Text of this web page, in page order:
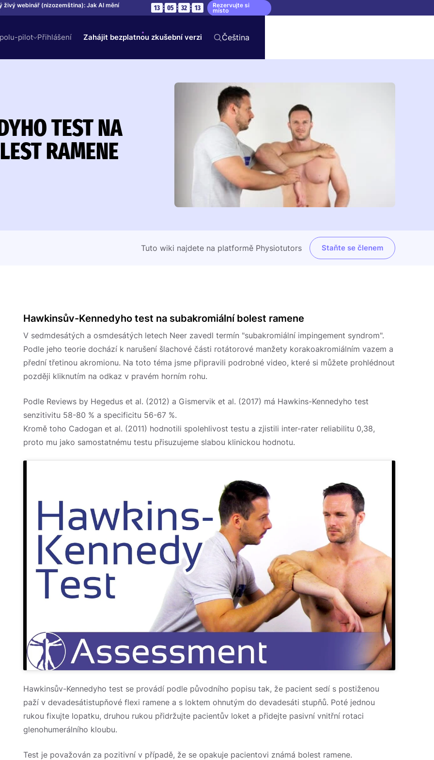
živý webinář (nizozemština): Jak AI mění 13 : 05 : 32 : 12 Rezervujte si
místo
pilot Přihlášení Zahájit bezplatnou zkušební verzi Čeština
TEST NA
RAMENE
Tuto wiki najdete na platformě Physiotutors Staňte se členem
Hawkinsův-Kennedyho test na subakromiální bolest ramene
V sedmdesátých a osmdesátých letech Neer zavedl termín "subakromiální impingement syndrom".
Podle jeho teorie dochází k narušení šlachové části rotátorové manžety korakoakromiálním vazem a
přední třetinou akromionu. Na toto téma jsme připravili podrobné video, které si můžete prohlédnout
později kliknutím na odkaz v pravém horním rohu.
Podle Reviews by Hegedus et al. (2012) a Gismervik et al. (2017) má Hawkins-Kennedyho test
senzitivitu 58-80 % a specificitu 56-67 %.
Kromě toho Cadogan et al. (2011) hodnotili spolehlivost testu a zjistili inter-rater reliabilitu 0,38,
proto mu jako samostatnému testu přisuzujeme slabou klinickou hodnotu.
Hawkinsův-Kennedyho test se provádí podle původního popisu tak, že pacient sedí s postiženou
paží v devadesátistupňové flexi ramene a s loktem ohnutým do devadesáti stupňů. Poté jednou
rukou fixujte lopatku, druhou rukou přidržujte pacientův loket a přidejte pasivní vnitřní rotaci
glenohumerálního kloubu.
Test je považován za pozitivní v případě, že se opakuje pacientovi známá bolest ramene.